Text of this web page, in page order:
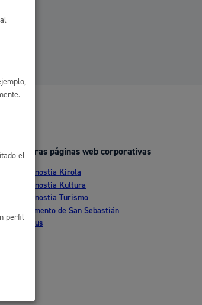
Otras páginas web corporativas
Donostia Kirola
Donostia Kultura
Donostia Turismo
Fomento de San Sebastián
Dbus
el
perfil